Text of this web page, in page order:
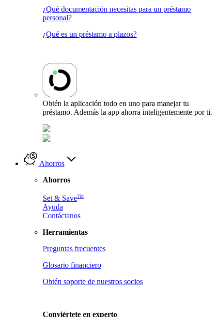
¿Qué documentación necesitas para un préstamo
personal?
¿Qué es un préstamo a plazos?
Obtén la aplicación todo en uno para manejar tu
préstamo. Además la app ahorra inteligentemente por ti.
Ahorros
Ahorros
Set & SaveTM
Ayuda
Contáctanos
Herramientas
Preguntas frecuentes
Glosario financiero
Obtén soporte de nuestros socios
Conviértete en experto